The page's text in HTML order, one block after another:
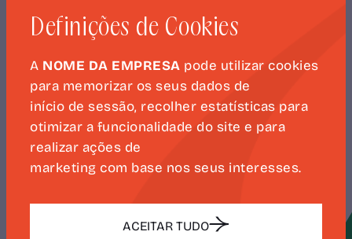
CAMÕES 500
SUBSCREVER
Definições de Cookies
A NOME DA EMPRESA pode utilizar cookies
para memorizar os seus dados de
início de sessão, recolher estatísticas para
otimizar a funcionalidade do site e para
realizar ações de
marketing com base nos seus interesses.
ACEITAR TUDO